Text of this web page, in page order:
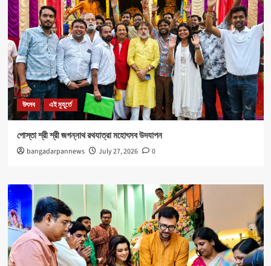
উৎসব এই মুহূর্তে
পোস্তা শ্রী শ্রী জগন্নাথ রথযাত্রা মহোৎসব উদযাপন
bangadarpannews July 27, 2026 0